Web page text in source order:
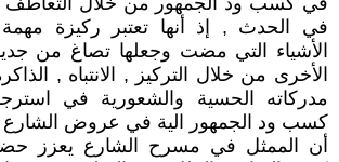
في الحدث , إذ أنها تعتبر ركيزة
الأشياء التي مضت وجعلها تصاغ من جديد
الأخرى من خلال التركيز , الانتباه ,
مدركاته الحسية والشعورية في
كسب ود الجمهور الية في عروض الشارع
أن الممثل في مسرح الشارع يعزز